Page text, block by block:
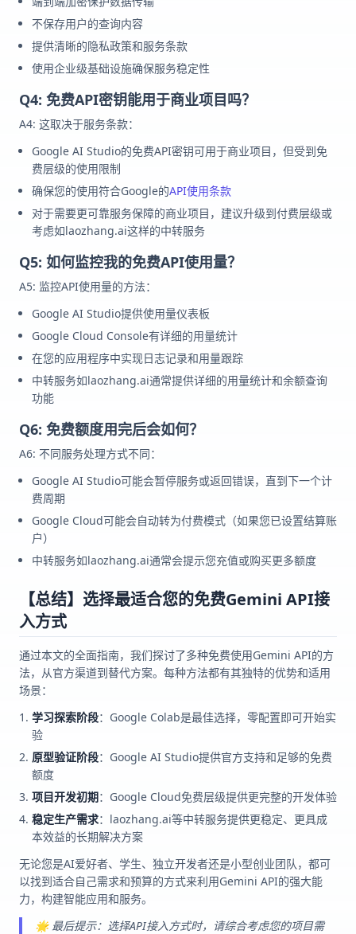
不保存用户的查询内容
提供清晰的隐私政策和服务条款
使用企业级基础设施确保服务稳定性
Q4: 免费API密钥能用于商业项目吗？
A4: 这取决于服务条款：
Google AI Studio的免费API密钥可用于商业项目，但受到免
费层级的使用限制
确保您的使用符合Google的API使用条款
对于需要更可靠服务保障的商业项目，建议升级到付费层级或
考虑如laozhang.ai这样的中转服务
Q5: 如何监控我的免费API使用量？
A5: 监控API使用量的方法：
Google AI Studio提供使用量仪表板
Google Cloud Console有详细的用量统计
在您的应用程序中实现日志记录和用量跟踪
中转服务如laozhang.ai通常提供详细的用量统计和余额查询
功能
Q6: 免费额度用完后会如何？
A6: 不同服务处理方式不同：
Google AI Studio可能会暂停服务或返回错误，直到下一个计
费周期
Google Cloud可能会自动转为付费模式（如果您已设置结算账
户）
中转服务如laozhang.ai通常会提示您充值或购买更多额度
【总结】选择最适合您的免费Gemini API接
入方式
通过本文的全面指南，我们探讨了多种免费使用Gemini API的方
法，从官方渠道到替代方案。每种方法都有其独特的优势和适用
场景：
学习探索阶段：Google Colab是最佳选择，零配置即可开始实
验
原型验证阶段：Google AI Studio提供官方支持和足够的免费
额度
项目开发初期：Google Cloud免费层级提供更完整的开发体验
稳定生产需求：laozhang.ai等中转服务提供更稳定、更具成
本效益的长期解决方案
无论您是AI爱好者、学生、独立开发者还是小型创业团队，都可
以找到适合自己需求和预算的方式来利用Gemini API的强大能
力，构建智能应用和服务。
🌟 最后提示：选择API接入方式时，请综合考虑您的项目需